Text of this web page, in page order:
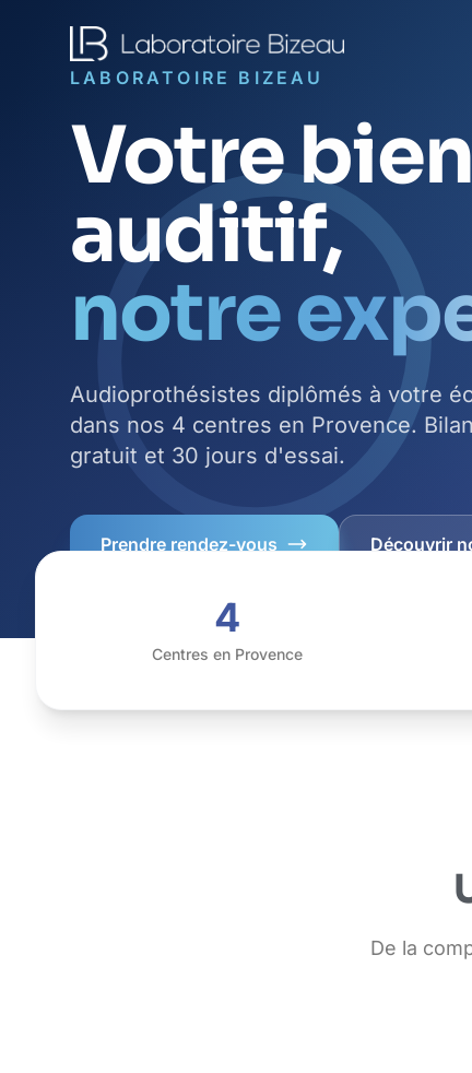
LABORATOIRE BIZEAU
Votre
auditif,
notre
Audioprothésistes diplômés à votre
dans nos 4 centres en Provence.
gratuit et 30 jours d'essai.
Prendre rendez-vous Découvrir
4
Centres en Provence
De la